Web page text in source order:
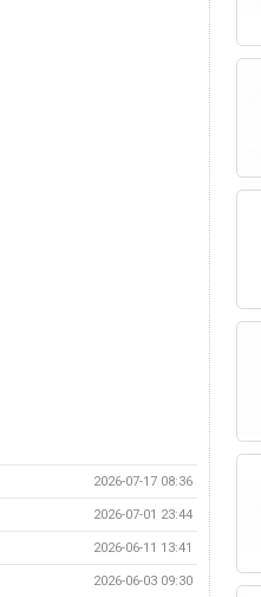
2026-07-17 08:36
2026-07-01 23:44
2026-06-11 13:41
2026-06-03 09:30